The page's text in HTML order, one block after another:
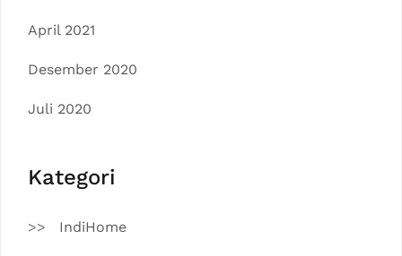
April 2021
Desember 2020
Juli 2020
Kategori
IndiHome